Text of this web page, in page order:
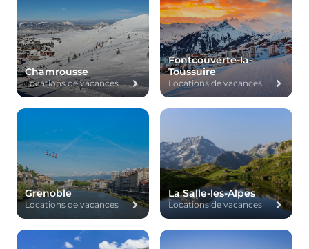
Chamrousse
Locations de vacances
Fontcouverte-la-
Toussuire
Locations de vacances
Grenoble
Locations de vacances
La Salle-les-Alpes
Locations de vacances